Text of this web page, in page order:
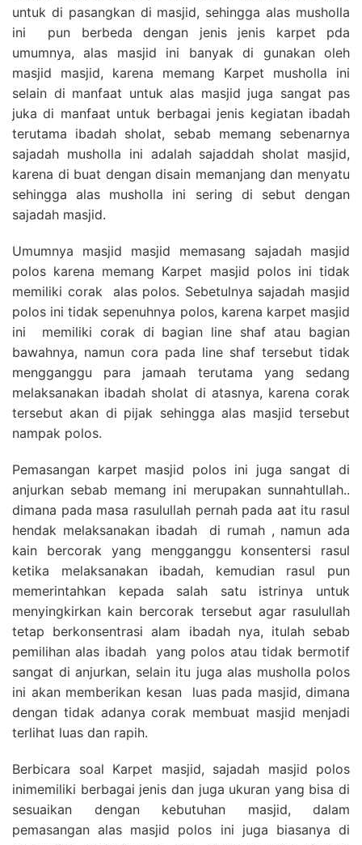
untuk di pasangkan di masjid, sehingga alas musholla
ini pun berbeda dengan jenis jenis karpet pda
umumnya, alas masjid ini banyak di gunakan oleh
masjid masjid, karena memang Karpet musholla ini
selain di manfaat untuk alas masjid juga sangat pas
juka di manfaat untuk berbagai jenis kegiatan ibadah
terutama ibadah sholat, sebab memang sebenarnya
sajadah musholla ini adalah sajaddah sholat masjid,
karena di buat dengan disain memanjang dan menyatu
sehingga alas musholla ini sering di sebut dengan
sajadah masjid.
Umumnya masjid masjid memasang sajadah masjid
polos karena memang Karpet masjid polos ini tidak
memiliki corak alas polos. Sebetulnya sajadah masjid
polos ini tidak sepenuhnya polos, karena karpet masjid
ini memiliki corak di bagian line shaf atau bagian
bawahnya, namun cora pada line shaf tersebut tidak
mengganggu para jamaah terutama yang sedang
melaksanakan ibadah sholat di atasnya, karena corak
tersebut akan di pijak sehingga alas masjid tersebut
nampak polos.
Pemasangan karpet masjid polos ini juga sangat di
anjurkan sebab memang ini merupakan sunnahtullah..
dimana pada masa rasulullah pernah pada aat itu rasul
hendak melaksanakan ibadah di rumah , namun ada
kain bercorak yang mengganggu konsentersi rasul
ketika melaksanakan ibadah, kemudian rasul pun
memerintahkan kepada salah satu istrinya untuk
menyingkirkan kain bercorak tersebut agar rasulullah
tetap berkonsentrasi alam ibadah nya, itulah sebab
pemilihan alas ibadah yang polos atau tidak bermotif
sangat di anjurkan, selain itu juga alas musholla polos
ini akan memberikan kesan luas pada masjid, dimana
dengan tidak adanya corak membuat masjid menjadi
terlihat luas dan rapih.
Berbicara soal Karpet masjid, sajadah masjid polos
inimemiliki berbagai jenis dan juga ukuran yang bisa di
sesuaikan dengan kebutuhan masjid, dalam
pemasangan alas masjid polos ini juga biasanya di